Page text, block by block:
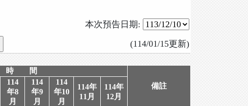
本次預告日期:
(114/01/15更新)
間
備註
114
年8
月
114
年9
月
114
年10
月
114年
11月
114年
12月